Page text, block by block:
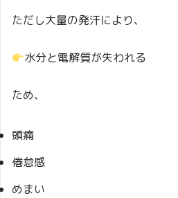
ただし大量の発汗により、
水分と電解質が失われる
ため、
頭痛
倦怠感
めまい